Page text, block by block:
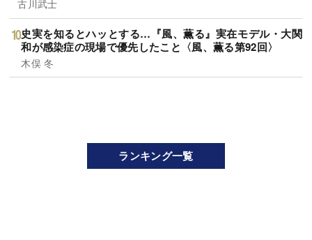
古川武士
史実を知るとハッとする…『風、薫る』実在モデル・大関
和が感染症の現場で優先したこと〈風、薫る第92回〉
木俣 冬
ランキング一覧